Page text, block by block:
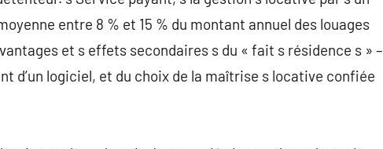
entre 8 % et 15 % du montant annuel des louages
et s effets secondaires s du « fait s résidence s » –
d’un logiciel, et du choix de la maîtrise s locative confiée